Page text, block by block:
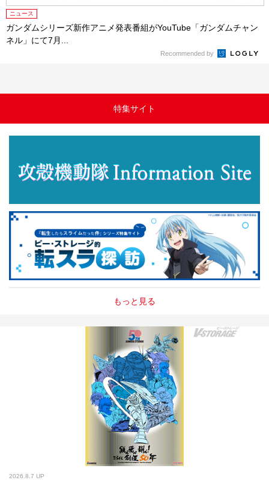
ニュース
ガンダムシリーズ新作アニメ発表番組がYouTube「ガンダムチャン
ネル」にて7月...
Recommended by
特集サイト
もっと見る
2026.8.7 UP